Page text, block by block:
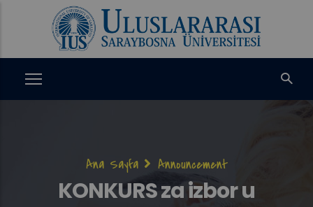
Sayfa
yolu
Ana Sayfa Announcement
KONKURS za izbor u